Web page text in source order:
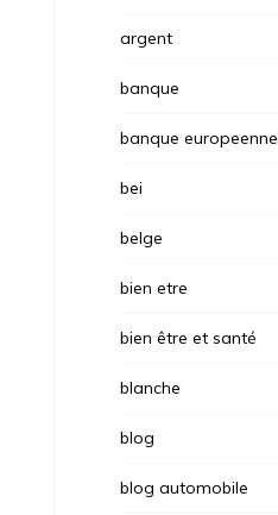
argent
banque
banque europeenne
bei
belge
bien etre
bien être et santé
blanche
blog
blog automobile